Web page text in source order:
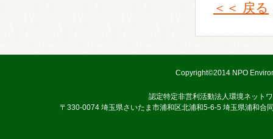
＜＜ 戻る
Copyright©2014 NPO
認定特定非営利活動法人環境ネット
〒330-0074 埼玉県さいたま市浦和区北浦和5-6-5 埼玉県浦